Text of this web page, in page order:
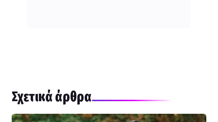
Σχετικά άρθρα